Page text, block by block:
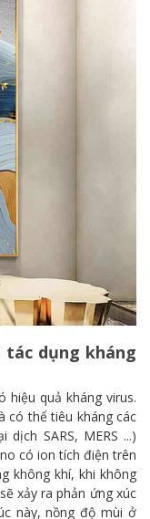
dụng kháng
hiệu quả kháng virus.
có thể tiêu kháng các
SARS, MERS ...)
có ion tích điện trên
không khí, khi không
xảy ra phản ứng xúc
này, nồng độ mùi ở